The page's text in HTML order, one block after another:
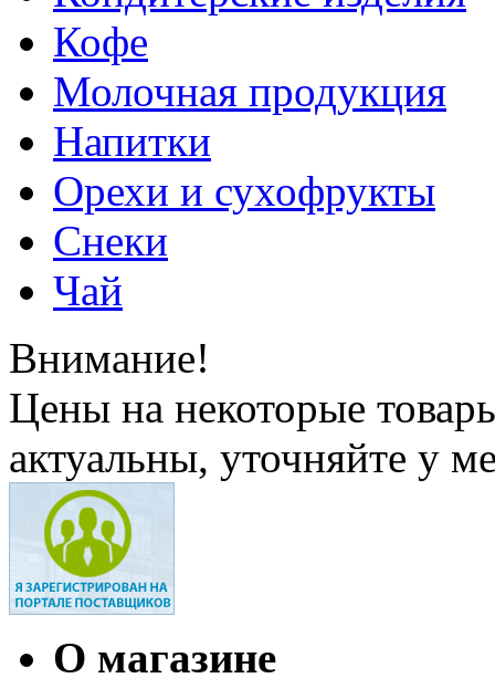
Кофе
Молочная продукция
Напитки
Орехи и сухофрукты
Снеки
Чай
Внимание!
Цены на некоторые
актуальны, уточняйте у
О магазине